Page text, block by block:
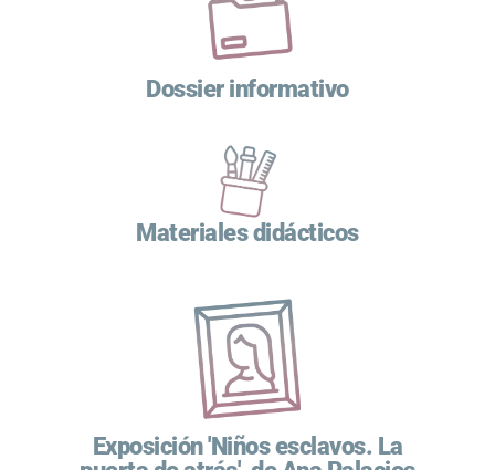
Dossier informativo
Materiales didácticos
Exposición 'Niños esclavos. La